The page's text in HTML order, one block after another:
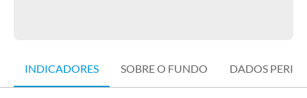
INDICADORES SOBRE O FUNDO DADOS